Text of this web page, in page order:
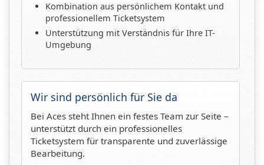
Kombination aus persönlichem Kontakt und
professionellem Ticketsystem
Unterstützung mit Verständnis für Ihre IT-
Umgebung
Wir sind persönlich für Sie da
Bei Aces steht Ihnen ein festes Team zur Seite –
unterstützt durch ein professionelles
Ticketsystem für transparente und zuverlässige
Bearbeitung.